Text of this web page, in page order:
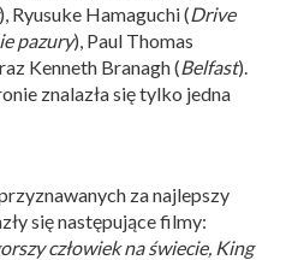
), Ryusuke Hamaguchi (Drive
pazury), Paul Thomas
Kenneth Branagh (Belfast).
znalazła się tylko jedna
za najlepszy
się następujące filmy:
człowiek na świecie, King